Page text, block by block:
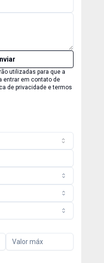
utilizadas para que a
entrar em contato de
de privacidade e termos